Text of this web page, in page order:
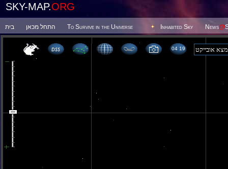
SKY-MAP.ORG
בית התחל מכאן To Survive in the Universe Inhabited Sky News@
04 19